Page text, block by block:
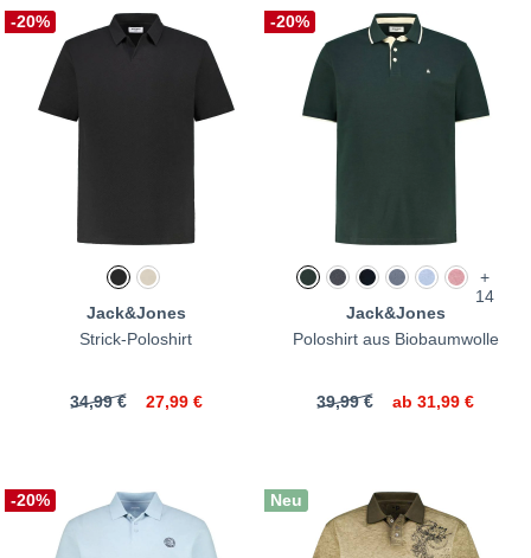
-20%
Jack&Jones
Strick-Poloshirt
34,99 € 27,99 €
-20%
+
14
Jack&Jones
Poloshirt aus Biobaumwolle
39,99 € ab 31,99 €
-20% Neu